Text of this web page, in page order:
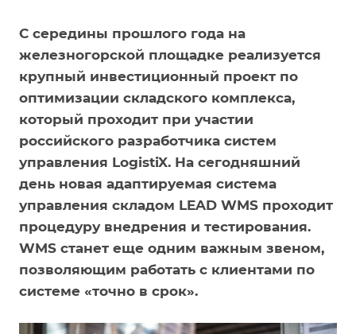
С середины прошлого года на
железногорской площадке реализуется
крупный инвестиционный проект по
оптимизации складского комплекса,
который проходит при участии
российского разработчика систем
управления LogistiX. На сегодняшний
день новая адаптируемая система
управления складом LEAD WMS проходит
процедуру внедрения и тестирования.
WMS станет еще одним важным звеном,
позволяющим работать с клиентами по
системе «точно в срок».